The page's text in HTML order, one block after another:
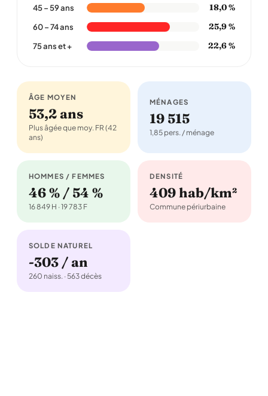
45 – 59 ans 18,0 %
60 – 74 ans 25,9 %
75 ans et + 22,6 %
ÂGE MOYEN
53,2 ans
Plus âgée que moy. FR (42
ans)
MÉNAGES
19 515
1,85 pers. / ménage
HOMMES / FEMMES
46 % / 54 %
16 849 H · 19 783 F
DENSITÉ
409 hab/km²
Commune périurbaine
SOLDE NATUREL
-303 / an
260 naiss. · 563 décès